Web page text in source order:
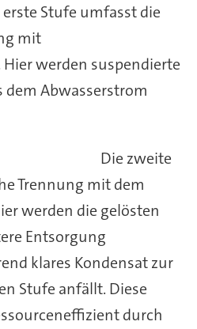
Stufe umfasst die
mit
werden suspendierte
dem Abwasserstrom
Die zweite
Trennung mit dem
werden die gelösten
Entsorgung
klares Kondensat zur
Stufe anfällt. Diese
durch